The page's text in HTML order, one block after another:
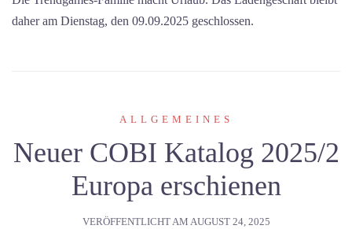
daher am Dienstag, den 09.09.2025 geschlossen.
ALLGEMEINES
Neuer COBI Katalog 2025/2
Europa erschienen
VERÖFFENTLICHT AM AUGUST 24, 2025